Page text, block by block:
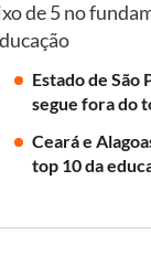
de 5 no
Estado de São
segue fora do
Ceará e
top 10 da